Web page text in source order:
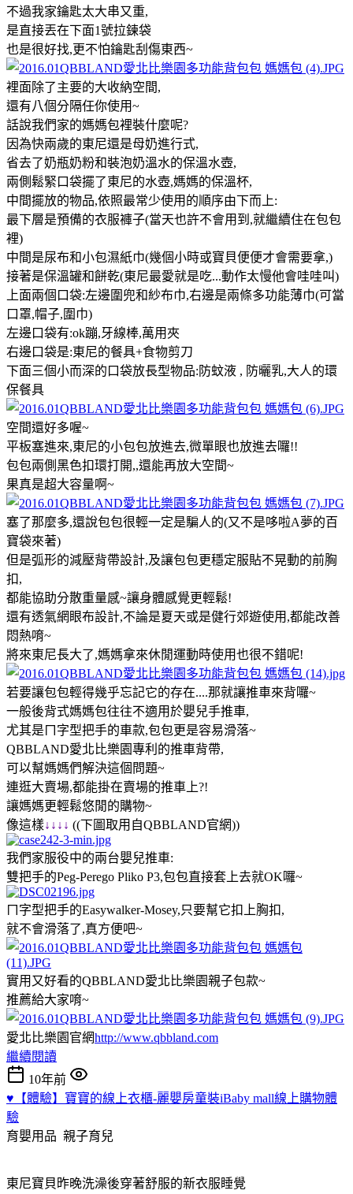
不過我家鑰匙太大串又重,
是直接丟在下面1號拉鍊袋
也是很好找,更不怕鑰匙刮傷東西~
裡面除了主要的大收納空間,
還有八個分隔任你使用~
話說我們家的媽媽包裡裝什麼呢?
因為快兩歲的東尼還是母奶進行式,
省去了奶瓶奶粉和裝泡奶溫水的保溫水壺,
兩側鬆緊口袋擺了東尼的水壺,媽媽的保溫杯,
中間擺放的物品,依照最常少使用的順序由下而上:
最下層是預備的衣服褲子(當天也許不會用到,就繼續住在包包
裡)
中間是尿布和小包濕紙巾(幾個小時或寶貝便便才會需要拿,)
接著是保溫罐和餅乾(東尼最愛就是吃...動作太慢他會哇哇叫)
上面兩個口袋:左邊圍兜和紗布巾,右邊是兩條多功能薄巾(可當
口罩,帽子,圍巾)
左邊口袋有:ok蹦,牙線棒,萬用夾
右邊口袋是:東尼的餐具+食物剪刀
下面三個小而深的口袋放長型物品:防蚊液 , 防曬乳,大人的環
保餐具
空間還好多喔~
平板塞進來,東尼的小包包放進去,微單眼也放進去囉!!
包包兩側黑色扣環打開,,還能再放大空間~
果真是超大容量啊~
塞了那麼多,還說包包很輕一定是騙人的(又不是哆啦A夢的百
寶袋來著)
但是弧形的減壓背帶設計,及讓包包更穩定服貼不晃動的前胸
扣,
都能協助分散重量感~讓身體感覺更輕鬆!
還有透氣網眼布設計,不論是夏天或是健行郊遊使用,都能改善
悶熱唷~
將來東尼長大了,媽媽拿來休閒運動時使用也很不錯呢!
若要讓包包輕得幾乎忘記它的存在....那就讓推車來背囉~
一般後背式媽媽包往往不適用於嬰兒手推車,
尤其是ㄇ字型把手的車款,包包更是容易滑落~
QBBLAND愛北比樂園專利的推車背帶,
可以幫媽媽們解決這個問題~
連逛大賣場,都能掛在賣場的推車上?!
讓媽媽更輕鬆悠閒的購物~
像這樣↓ ↓ ↓ ↓ ​​​​​​ ((下圖取用自QBBLAND官網))
我們家服役中的兩台嬰兒推車:
雙把手的Peg-Perego Pliko P3,包包直接套上去就OK囉~
ㄇ字型把手的Easywalker-Mosey,只要幫它扣上胸扣,
就不會滑落了,真方便吧~
實用又好看的QBBLAND愛北比樂園親子包款~
推薦給大家唷~
愛北比樂園官網http://www.qbbland.com
繼續閱讀
10年前
♥【體驗】寶寶的線上衣櫃-麗嬰房童裝iBaby mall線上購物體
驗
育嬰用品 親子育兒
東尼寶貝昨晚洗澡後穿著舒服的新衣服睡覺